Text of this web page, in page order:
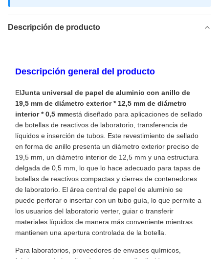
Descripción de producto
Descripción general del producto
ElJunta universal de papel de aluminio con anillo de
19,5 mm de diámetro exterior * 12,5 mm de diámetro
interior * 0,5 mmestá diseñado para aplicaciones de sellado
de botellas de reactivos de laboratorio, transferencia de
líquidos e inserción de tubos. Este revestimiento de sellado
en forma de anillo presenta un diámetro exterior preciso de
19,5 mm, un diámetro interior de 12,5 mm y una estructura
delgada de 0,5 mm, lo que lo hace adecuado para tapas de
botellas de reactivos compactas y cierres de contenedores
de laboratorio. El área central de papel de aluminio se
puede perforar o insertar con un tubo guía, lo que permite a
los usuarios del laboratorio verter, guiar o transferir
materiales líquidos de manera más conveniente mientras
mantienen una apertura controlada de la botella.
Para laboratorios, proveedores de envases químicos,